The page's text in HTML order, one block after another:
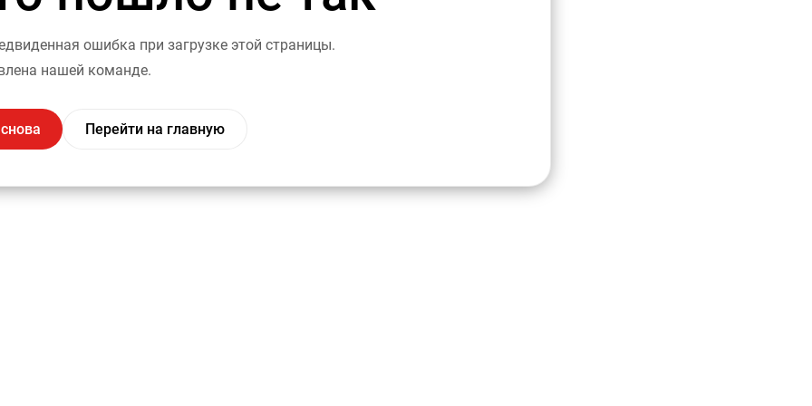
ошибка при загрузке этой страницы.
нашей команде.
Перейти на главную